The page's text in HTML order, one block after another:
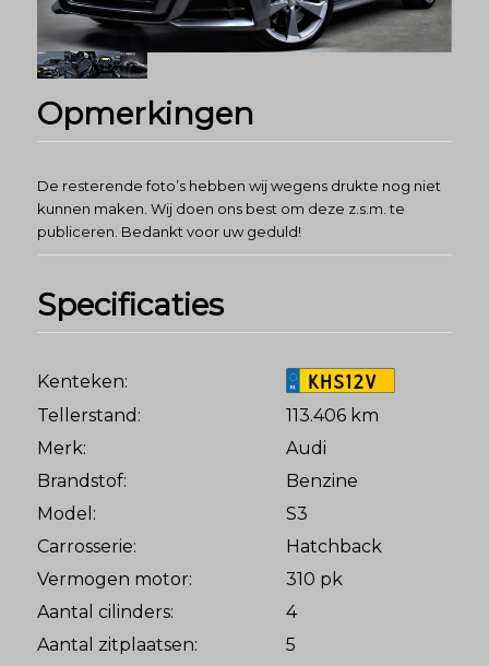
Opmerkingen
De resterende foto’s hebben wij wegens drukte nog niet
kunnen maken. Wij doen ons best om deze z.s.m. te
publiceren. Bedankt voor uw geduld!
Specificaties
Kenteken: KHS12V
Tellerstand:
113.406 km
Merk:
Audi
Brandstof:
Benzine
Model:
S3
Carrosserie:
Hatchback
Vermogen motor:
310 pk
Aantal cilinders:
4
Aantal zitplaatsen:
5